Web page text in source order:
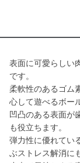
表面に可愛らしい
です。
柔軟性のあるゴム
心して遊べるボー
凹凸のある表面が
も役立ちます。
弾力性に優れてい
ぶストレス解消に